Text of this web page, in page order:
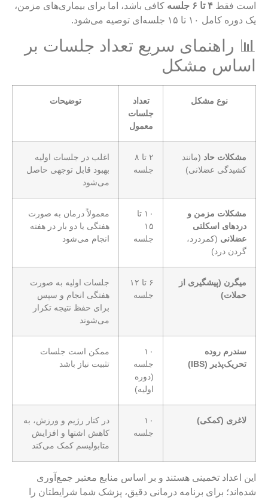
است فقط ۴ تا ۶ جلسه
کافی باشد، اما برای بیماری‌های مزمن،
یک دوره کامل ۱۰ تا ۱۵ جلسه‌ای توصیه می‌شود
.
📊 راهنمای سریع تعداد جلسات بر
اساس مشکل
نوع مشکل
تعداد
جلسات
معمول
توضیحات
مشکلات حاد (مانند
کشیدگی عضلانی)
۲ تا ۸
جلسه
اغلب در جلسات اولیه
بهبود قابل توجهی حاصل
می‌شود
مشکلات مزمن و
دردهای اسکلتی
عضلانی (کمردرد،
گردن درد)
۱۰ تا
۱۵
جلسه
معمولاً درمان به صورت
هفتگی یا دو بار در هفته
انجام می‌شود
میگرن (پیشگیری از
حملات)
۶ تا ۱۲
جلسه
جلسات اولیه به صورت
هفتگی انجام و سپس
برای حفظ نتیجه تکرار
می‌شوند
سندرم روده
تحریک‌پذیر (IBS)
۱۰
جلسه
(دوره
اولیه)
ممکن است جلسات
تثبیت نیاز باشد
لاغری (کمکی)
۱۰
جلسه
در کنار رژیم و ورزش، به
کاهش اشتها و افزایش
متابولیسم کمک می‌کند
این اعداد تخمینی هستند و بر اساس منابع معتبر جمع‌آوری
شده‌اند؛ برای برنامه درمانی دقیق، پزشک شما شرایطتان را